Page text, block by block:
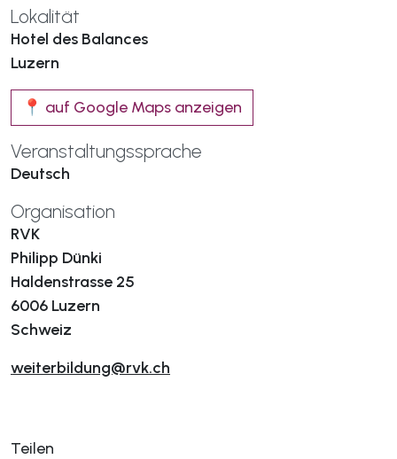
Lokalität
Hotel des Balances
Luzern
📍 auf Google Maps anzeigen
Veranstaltungssprache
Deutsch
Organisation
RVK
Philipp Dünki
Haldenstrasse 25
6006 Luzern
Schweiz
weiterbildung@rvk.ch
Teilen